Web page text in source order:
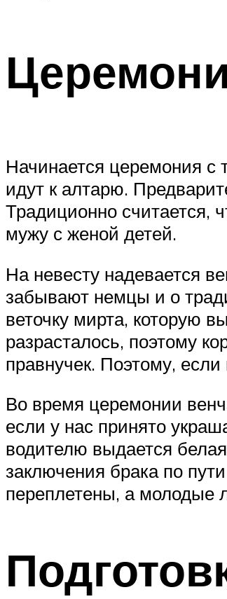
Начинается церемония с
идут к алтарю.
Традиционно считается,
мужу с женой детей.
На невесту надевается
забывают немцы и о
веточку мирта, которую
разрасталось, поэтому
правнучек. Поэтому,
Во время церемонии
если у нас принято
водителю выдается
заключения брака по
переплетены, а молодые